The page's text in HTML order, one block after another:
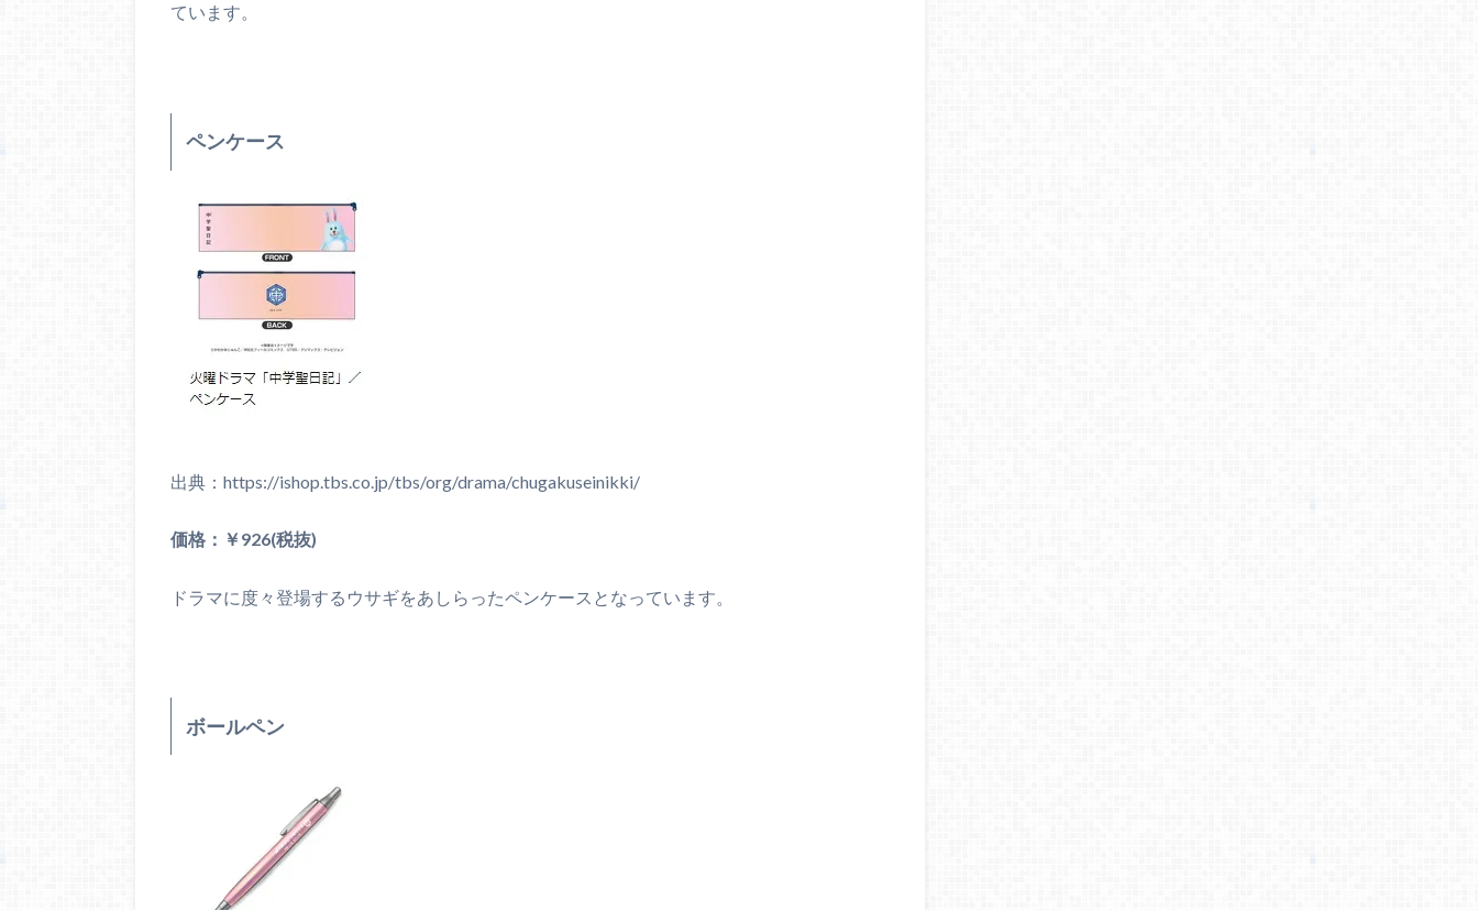
ています。
ペンケース
出典：https://ishop.tbs.co.jp/tbs/org/drama/chugakuseinikki/
価格：￥926(税抜)
ドラマに度々登場するウサギをあしらったペンケースとなっています。
ボールペン